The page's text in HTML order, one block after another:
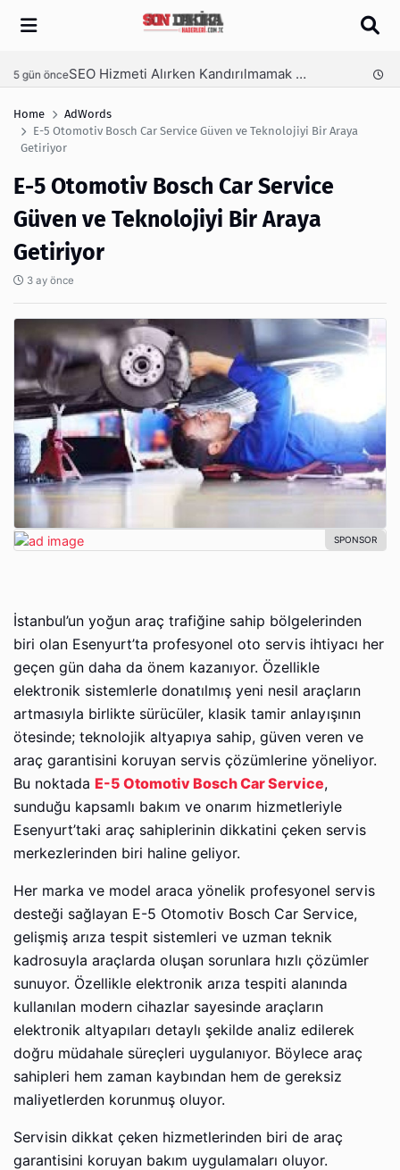
Arama
SEO Hizmeti Alırken Kandırılmamak İçin Bilinmesi Gerekenler 6 gün önce
Home
AdWords
E-5 Otomotiv Bosch Car Service Güven ve Teknolojiyi Bir Araya
Getiriyor
E-5 Otomotiv Bosch Car Service
Güven ve Teknolojiyi Bir Araya
Getiriyor
3 ay önce
İstanbul’un yoğun araç trafiğine sahip bölgelerinden
biri olan Esenyurt’ta profesyonel oto servis ihtiyacı her
geçen gün daha da önem kazanıyor. Özellikle
elektronik sistemlerle donatılmış yeni nesil araçların
artmasıyla birlikte sürücüler, klasik tamir anlayışının
ötesinde; teknolojik altyapıya sahip, güven veren ve
araç garantisini koruyan servis çözümlerine yöneliyor.
Bu noktada E-5 Otomotiv Bosch Car Service,
sunduğu kapsamlı bakım ve onarım hizmetleriyle
Esenyurt’taki araç sahiplerinin dikkatini çeken servis
merkezlerinden biri haline geliyor.
Her marka ve model araca yönelik profesyonel servis
desteği sağlayan E-5 Otomotiv Bosch Car Service,
gelişmiş arıza tespit sistemleri ve uzman teknik
kadrosuyla araçlarda oluşan sorunlara hızlı çözümler
sunuyor. Özellikle elektronik arıza tespiti alanında
kullanılan modern cihazlar sayesinde araçların
elektronik altyapıları detaylı şekilde analiz edilerek
doğru müdahale süreçleri uygulanıyor. Böylece araç
sahipleri hem zaman kaybından hem de gereksiz
maliyetlerden korunmuş oluyor.
Servisin dikkat çeken hizmetlerinden biri de araç
garantisini koruyan bakım uygulamaları oluyor.